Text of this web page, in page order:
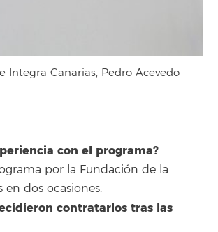
Canarias, Pedro Acevedo
con el programa?
por la Fundación de la
en dos ocasiones.
contratarlos tras las